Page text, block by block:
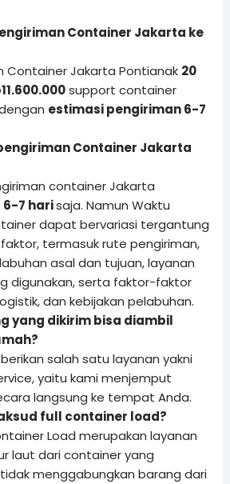
Container Jakarta ke
Container Jakarta Pontianak 20
support container
estimasi pengiriman 6-7
Container Jakarta
container Jakarta
6-7 harisaja. Namun Waktu
dapat bervariasi tergantung
termasuk rute pengiriman,
asal dan tujuan, layanan
digunakan, serta faktor-faktor
dan kebijakan pelabuhan.
yang dikirim bisa diambil
salah satu layanan yakni
yaitu kami menjemput
langsung ke tempat Anda.
full container load?
Load merupakan layanan
laut dari container yang
menggabungkan barang dari